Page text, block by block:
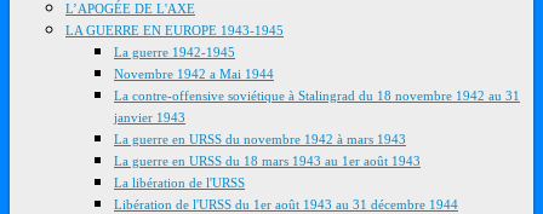
L’APOGÉE DE L'AXE
LA GUERRE EN EUROPE 1943-1945
La guerre 1942-1945
Novembre 1942 a Mai 1944
La contre-offensive soviétique à Stalingrad du 18 novembre 1942 au 31
janvier 1943
La guerre en URSS du novembre 1942 à mars 1943
La guerre en URSS du 18 mars 1943 au 1er août 1943
La libération de l'URSS
Libération de l'URSS du 1er août 1943 au 31 décembre 1944